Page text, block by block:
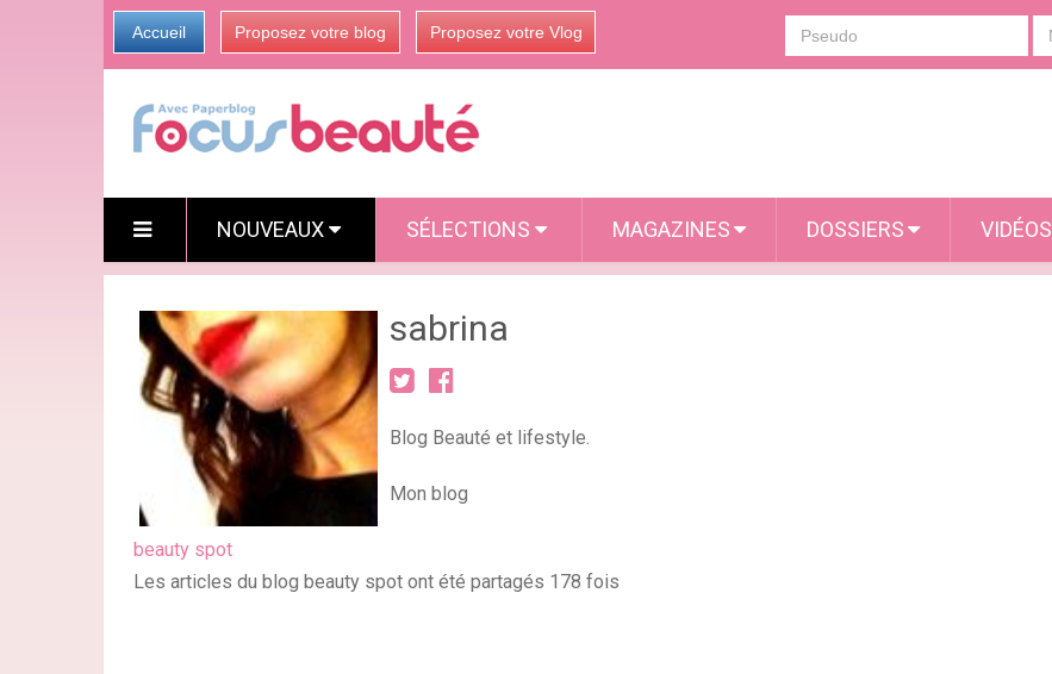
Accueil Proposez votre blog Proposez votre Vlog
NOUVEAUX SÉLECTIONS MAGAZINES DOSSIERS VIDÉOS
sabrina
Blog Beauté et lifestyle.
Mon blog
beauty spot
Les articles du blog beauty spot ont été partagés 178 fois